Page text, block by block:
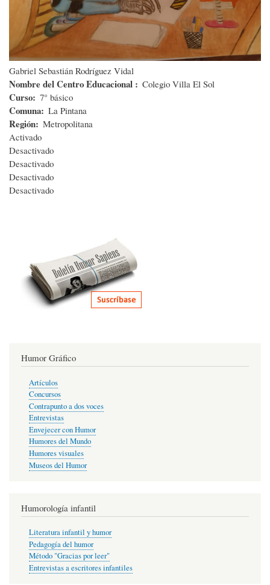
Gabriel Sebastián Rodríguez Vidal
Nombre del Centro Educacional Colegio Villa El Sol
Curso 7° básico
Comuna La Pintana
Región
Metropolitana
Activado
Desactivado
Desactivado
Desactivado
Desactivado
Humor Gráfico
Artículos
Concursos
Contrapunto a dos voces
Entrevistas
Envejecer con Humor
Humores del Mundo
Humores visuales
Museos del Humor
Humorología infantil
Literatura infantil y humor
Pedagogía del humor
Método "Gracias por leer"
Entrevistas a escritores infantiles